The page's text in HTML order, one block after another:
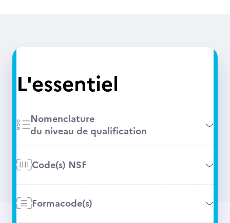
L'essentiel
Nomenclature
du niveau de qualification
Code(s) NSF
Formacode(s)